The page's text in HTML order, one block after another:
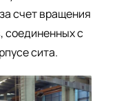
счет вращения
соединенных с
сита.